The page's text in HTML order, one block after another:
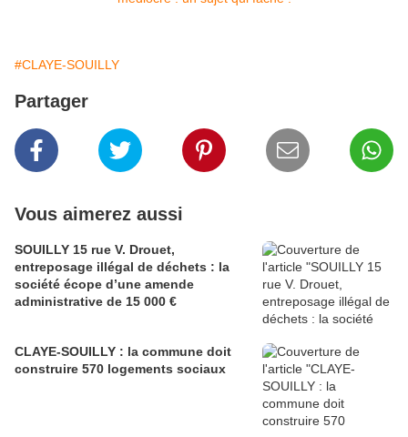
#CLAYE-SOUILLY
Partager
Vous aimerez aussi
SOUILLY 15 rue V. Drouet,
entreposage illégal de déchets : la
société écope d’une amende
administrative de 15 000 €
CLAYE-SOUILLY : la commune doit
construire 570 logements sociaux